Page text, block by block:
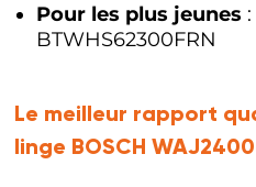
Pour les plus jeunes
BTWHS62300FRN
Le meilleur rapport
linge BOSCH